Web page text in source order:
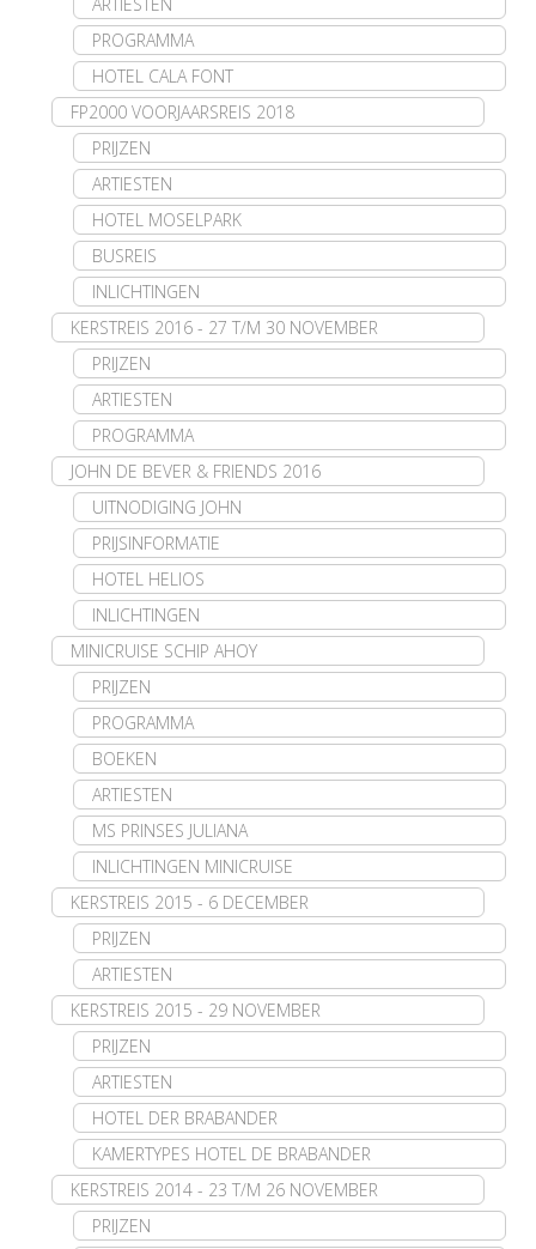
PROGRAMMA
HOTEL CALA FONT
FP2000 VOORJAARSREIS 2018
PRIJZEN
ARTIESTEN
HOTEL MOSELPARK
BUSREIS
INLICHTINGEN
KERSTREIS 2016 - 27 T/M 30 NOVEMBER
PRIJZEN
ARTIESTEN
PROGRAMMA
JOHN DE BEVER & FRIENDS 2016
UITNODIGING JOHN
PRIJSINFORMATIE
HOTEL HELIOS
INLICHTINGEN
MINICRUISE SCHIP AHOY
PRIJZEN
PROGRAMMA
BOEKEN
ARTIESTEN
MS PRINSES JULIANA
INLICHTINGEN MINICRUISE
KERSTREIS 2015 - 6 DECEMBER
PRIJZEN
ARTIESTEN
KERSTREIS 2015 - 29 NOVEMBER
PRIJZEN
ARTIESTEN
HOTEL DER BRABANDER
KAMERTYPES HOTEL DE BRABANDER
KERSTREIS 2014 - 23 T/M 26 NOVEMBER
PRIJZEN